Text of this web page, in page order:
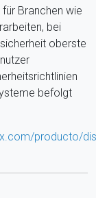
Branchen wie
bei
oberste
befolgt
producto/